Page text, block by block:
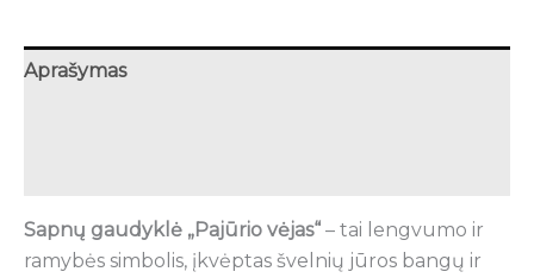
Aprašymas
Sapnų gaudyklė „Pajūrio vėjas“ – tai lengvumo ir
ramybės simbolis, įkvėptas švelnių jūros bangų ir